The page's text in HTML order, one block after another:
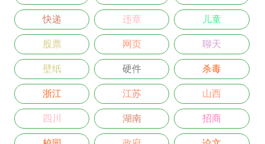
快递 违章 儿童
股票 网页 聊天
壁纸 硬件 杀毒
浙江 江苏 山西
四川 湖南 招商